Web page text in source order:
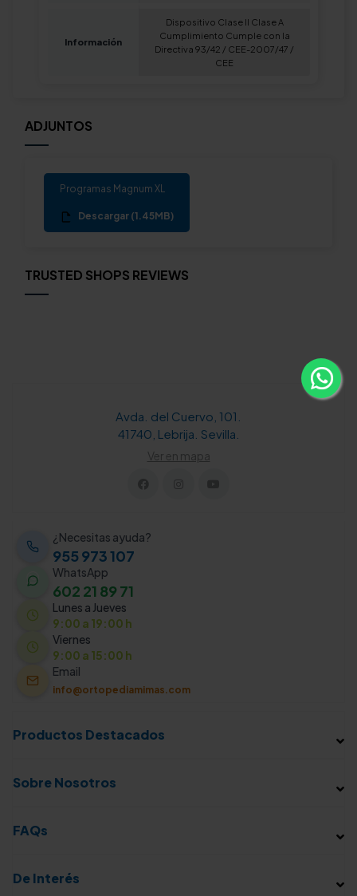
Información
Dispositivo Clase II Clase A
Cumplimiento Cumple con la
Directiva 93/42 / CEE-2007/47 /
CEE
ADJUNTOS
Programas Magnum XL
Descargar (1.45MB)
TRUSTED SHOPS REVIEWS
Avda. del Cuervo, 101.
41740, Lebrija. Sevilla.
Ver en mapa
¿Necesitas ayuda?
955 973 107
WhatsApp
602 21 89 71
Lunes a Jueves
9:00 a 19:00 h
Viernes
9:00 a 15:00 h
Email
info@ortopediamimas.com
Productos Destacados
Sobre Nosotros
FAQs
De Interés